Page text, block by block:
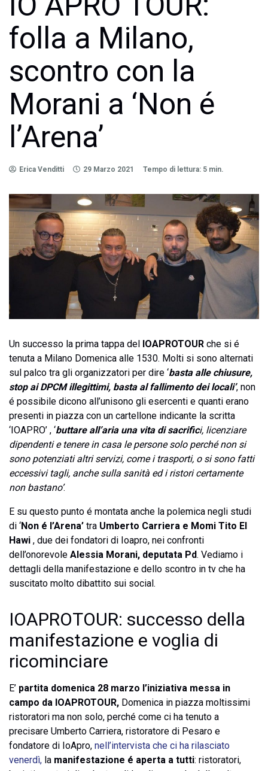
folla a Milano,
scontro con la
Morani a ‘Non é
l’Arena’
Erica Venditti 29 Marzo 2021 Tempo di lettura: 5 min.
Un successo la prima tappa del IOAPROTOUR che si é
tenuta a Milano Domenica alle 1530. Molti si sono alternati
sul palco tra gli organizzatori per dire ‘basta alle chiusure,
stop ai DPCM illegittimi, basta al fallimento dei locali’, non
é possibile dicono all’unisono gli esercenti e quanti erano
presenti in piazza con un cartellone indicante la scritta
‘IOAPRO’ , ‘buttare all’aria una vita di sacrifici, licenziare
dipendenti e tenere in casa le persone solo perché non si
sono potenziati altri servizi, come i trasporti, o si sono fatti
eccessivi tagli, anche sulla sanità ed i ristori certamente
non bastano’.
E su questo punto é montata anche la polemica negli studi
di ‘Non é l’Arena’ tra Umberto Carriera e Momi Tito El
Hawi , due dei fondatori di Ioapro, nei confronti
dell’onorevole Alessia Morani, deputata Pd. Vediamo i
dettagli della manifestazione e dello scontro in tv che ha
suscitato molto dibattito sui social.
IOAPROTOUR: successo della
manifestazione e voglia di
ricominciare
E’ partita domenica 28 marzo l’iniziativa messa in
campo da IOAPROTOUR, Domenica in piazza moltissimi
ristoratori ma non solo, perché come ci ha tenuto a
precisare Umberto Carriera, ristoratore di Pesaro e
fondatore di IoApro, nell’intervista che ci ha rilasciato
venerdì, la manifestazione é aperta a tutti: ristoratori,